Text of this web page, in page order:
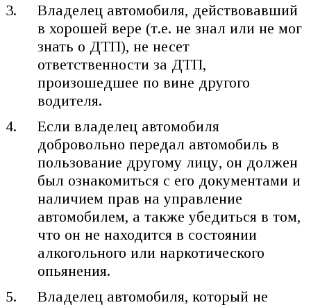
Владелец автомобиля, действовавший
в хорошей вере (т.е. не знал или не мог
знать о ДТП), не несет
ответственности за ДТП,
произошедшее по вине другого
водителя.
Если владелец автомобиля
добровольно передал автомобиль в
пользование другому лицу, он должен
был ознакомиться с его документами и
наличием прав на управление
автомобилем, а также убедиться в том,
что он не находится в состоянии
алкогольного или наркотического
опьянения.
Владелец автомобиля, который не